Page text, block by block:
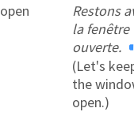
open
Restons
la fenêtre
ouverte.
(Let's
the
open.)